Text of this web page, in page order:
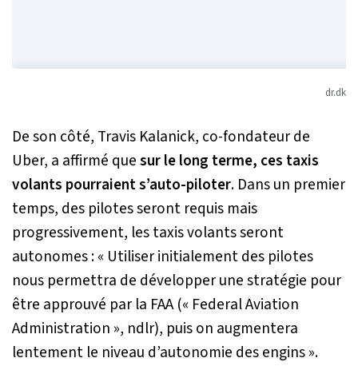
dr.dk
De son côté, Travis Kalanick, co-fondateur de
Uber, a affirmé quesur le long terme, ces taxis
volants pourraient s’auto-piloter. Dans un premier
temps, des pilotes seront requis mais
progressivement, les taxis volants seront
autonomes :« Utiliser initialement des pilotes
nous permettra de développer une stratégie pour
être approuvé par la FAA (« Federal Aviation
Administration », ndlr), puis on augmentera
lentement le niveau d’autonomie des engins ».